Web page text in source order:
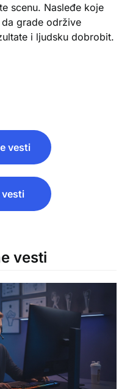
scenu. Nasleđe koje
grade održive
i ljudsku dobrobit.
vesti
vesti
vesti